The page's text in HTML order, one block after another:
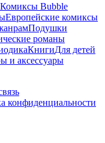
Комиксы Bubble
Европейские комиксы
Подушки
романы
КнигиДля детей
и аксессуары
конфиденциальности